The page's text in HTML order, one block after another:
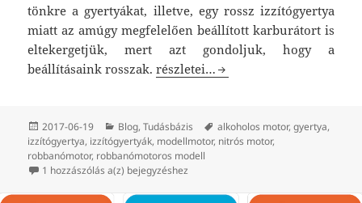
tönkre a gyertyákat, illetve, egy rossz izzítógyertya
miatt az amúgy megfelelően beállított karburátort is
eltekergetjük, mert azt gondoljuk, hogy a
beállításaink rosszak.Izzítógyertyák
részletei…
Közzétéve
2017-06-19 Kategória
Blog,Tudásbázis Címke
alkoholos motor,gyertya,
izzítógyertya, izzítógyertyák, modellmotor, nitrós motor,
robbanómotor, robbanómotoros modell
1 hozzászólás a(z) Izzítógyertyák
bejegyzéshez